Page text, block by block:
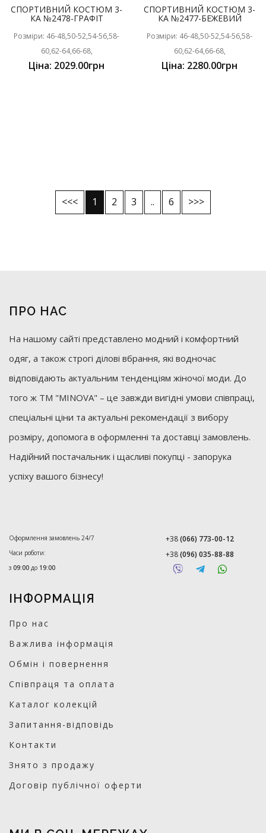
СПОРТИВНИЙ КОСТЮМ 3-
КА №2478-ГРАФІТ
Розміри: 46-48,50-52,54-56,58-
60,62-64,66-68,
Ціна: 2029.00грн
СПОРТИВНИЙ КОСТЮМ 3-
КА №2477-БЕЖЕВИЙ
Розміри: 46-48,50-52,54-56,58-
60,62-64,66-68,
Ціна: 2280.00грн
<<< 1 2 3 .. 6 >>>
ПРО НАС
На нашому сайті представлено модний і комфортний
одяг, а також строгі ділові вбрання, які водночас
відповідають актуальним тенденціям жіночої моди. До
того ж ТМ "MINOVA" – це завжди вигідні умови співпраці,
спеціальні ціни та актуальні рекомендації з вибору
розміру, допомога в оформленні та доставці замовлень.
Надійний постачальник і щасливі покупці - запорука
успіху вашого бізнесу!
Оформлення замовлень 24/7
Часи роботи:
з 09:00 до 19:00
+38(066) 773-00-12
+38(096) 035-88-88
ІНФОРМАЦІЯ
Про нас
Важлива інформація
Обмін і повернення
Співпраця та оплата
Каталог колекцій
Запитання-відповідь
Контакти
Знято з продажу
Договір публічної оферти